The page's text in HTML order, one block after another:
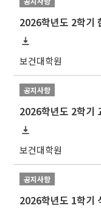
보건대학원
공지사항
2026학년도 2학기
보건대학원
공지사항